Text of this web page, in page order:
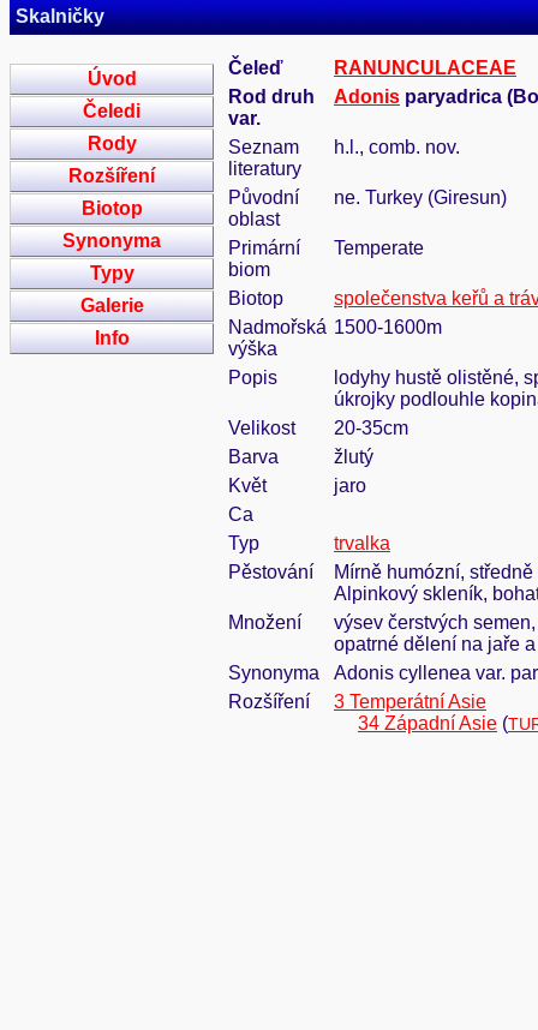
Skalničky
Úvod
Čeledi
Rody
Rozšíření
Biotop
Synonyma
Typy
Galerie
Info
Čeleď
RANUNCULACEAE
Rod druh
var.
Adonis paryadrica
Seznam
literatury
h.l., comb. nov.
Původní
oblast
ne. Turkey (Giresun)
Primární
biom
Temperate
Biotop
společenstva keřů a
Nadmořská
výška
1500-1600m
Popis
lodyhy hustě olistěné,
úkrojky podlouhle
Velikost
20-35cm
Barva
žlutý
Květ
jaro
Ca
Typ
trvalka
Pěstování
Mírně humózní,
Alpinkový skleník,
Množení
výsev čerstvých
opatrné dělení na jaře
Synonyma
Adonis cyllenea var.
Rozšíření
3 Temperátní Asie
34 Západní Asie (